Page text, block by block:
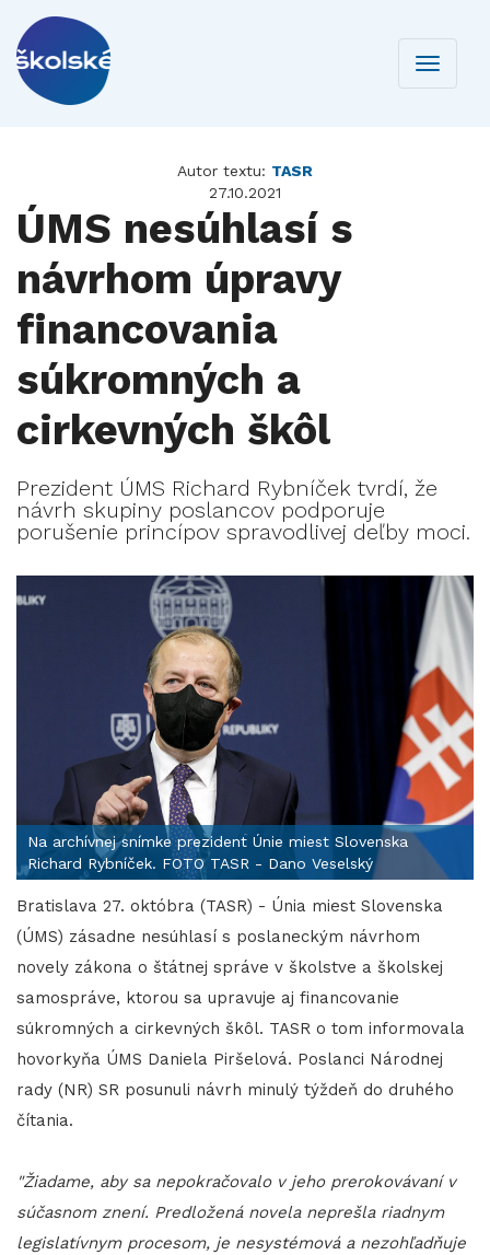
Toggle
Autor textu: TASR
27.10.2021
ÚMS nesúhlasí s
návrhom úpravy
financovania
súkromných a
cirkevných škôl
Prezident ÚMS Richard Rybníček tvrdí, že
návrh skupiny poslancov podporuje
porušenie princípov spravodlivej deľby moci.
Na archívnej snímke prezident Únie miest Slovenska
Richard Rybníček. FOTO TASR - Dano Veselský
Bratislava 27. októbra (TASR) - Únia miest Slovenska
(ÚMS) zásadne nesúhlasí s poslaneckým návrhom
novely zákona o štátnej správe v školstve a školskej
samospráve, ktorou sa upravuje aj financovanie
súkromných a cirkevných škôl. TASR o tom informovala
hovorkyňa ÚMS Daniela Piršelová. Poslanci Národnej
rady (NR) SR posunuli návrh minulý týždeň do druhého
čítania.
"Žiadame, aby sa nepokračovalo v jeho prerokovávaní v
súčasnom znení. Predložená novela neprešla riadnym
legislatívnym procesom, je nesystémová a nezohľadňuje